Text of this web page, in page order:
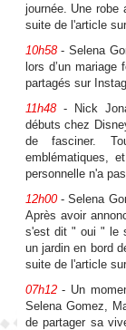
journée. Une robe
suite de l'article
10h58- Selena
lors d’un
partagés sur
11h48- Nick
débuts chez
de fasciner.
emblématiques,
personnelle n'a
12h00- Selena
Après avoir
s'est dit " oui " le
un jardin en bord
suite de l'article
07h12- Un
Selena Gomez,
de partager sa